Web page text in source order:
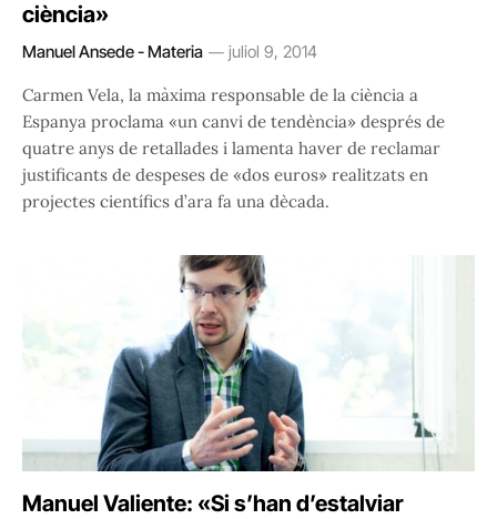
ciència»
Manuel Ansede - Materia juliol 9, 2014
Carmen Vela, la màxima responsable de la ciència a
Espanya proclama «un canvi de tendència» després de
quatre anys de retallades i lamenta haver de reclamar
justificants de despeses de «dos euros» realitzats en
projectes científics d’ara fa una dècada.
Manuel Valiente: «Si s’han d’estalviar